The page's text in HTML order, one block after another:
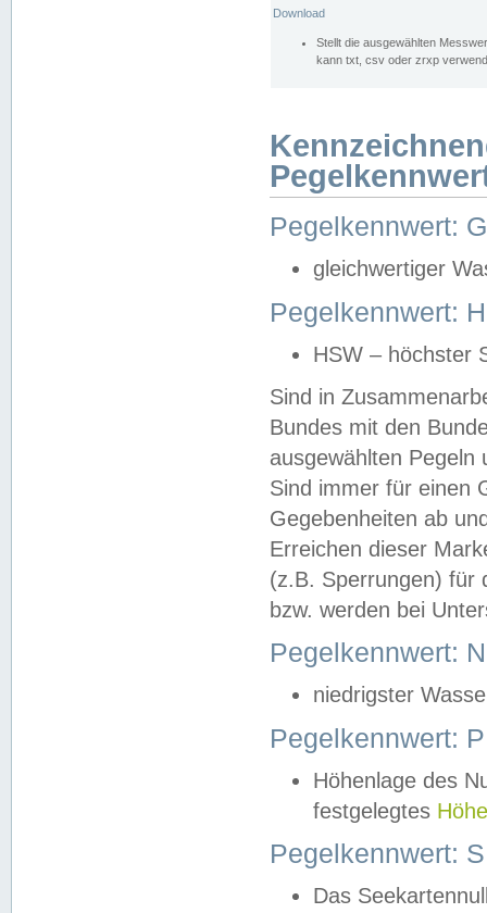
Download
Stellt die ausgewählten
kann txt, csv oder zrxp
Pegelkennwert:
gleichwertiger
Pegelkennwert:
HSW – höchster
Sind in
Bundes mit den
ausgewählten
Sind immer für einen
Gegebenheiten ab
Erreichen dieser
(z.B. Sperrungen) für
bzw. werden bei
Pegelkennwert:
niedrigster
Pegelkennwert:
Höhenlage des
festgelegtes
Pegelkennwert:
Das